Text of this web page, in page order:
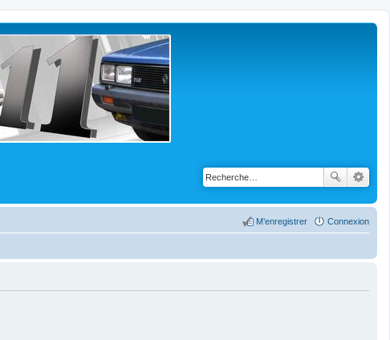
Connexion
M’enregistrer